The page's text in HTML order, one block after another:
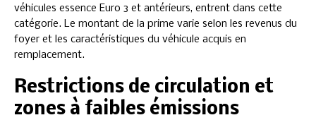
véhicules essence Euro 3 et antérieurs, entrent dans cette
catégorie. Le montant de la prime varie selon les revenus du
foyer et les caractéristiques du véhicule acquis en
remplacement.
Restrictions de circulation et
zones à faibles émissions